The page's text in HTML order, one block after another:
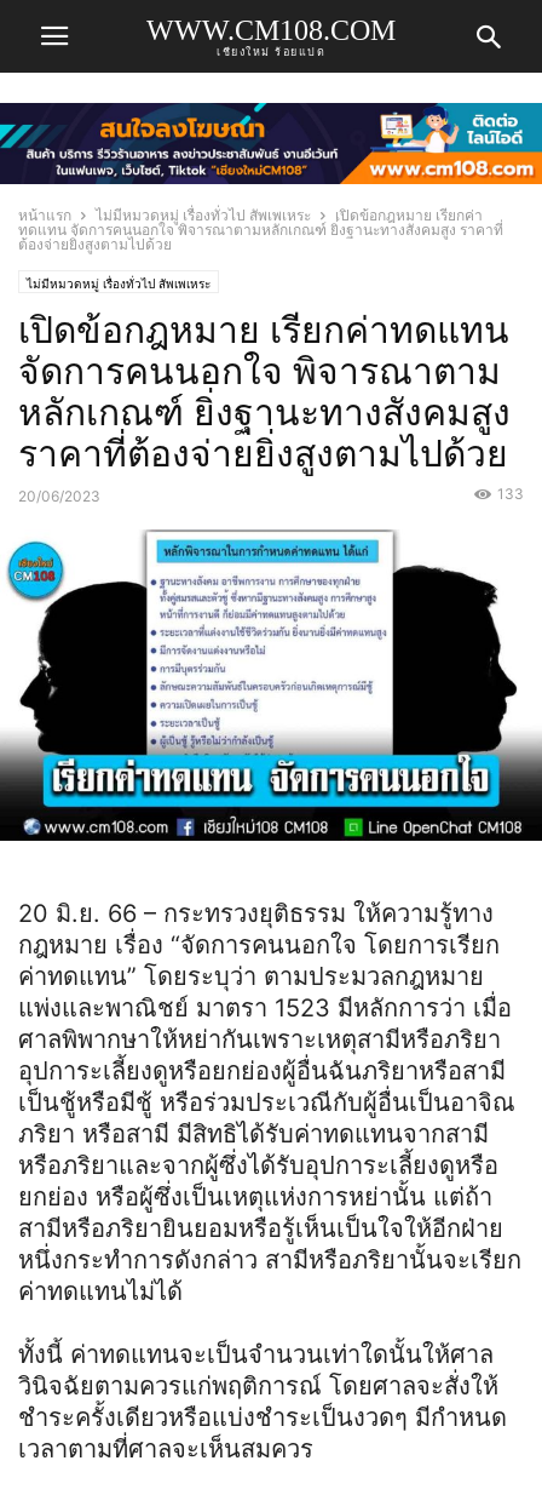
WWW.CM108.COM
เชียงใหม่ ร้อยแปด
หน้าแรก ไม่มีหมวดหมู่ เรื่องทั่วไป สัพเพเหระ
เปิดข้อกฎหมาย เรียกค่า
ทดแทน จัดการคนนอกใจ พิจารณาตามหลักเกณฑ์ ยิ่งฐานะทางสังคมสูง ราคาที่
ต้องจ่ายยิ่งสูงตามไปด้วย
ไม่มีหมวดหมู่ เรื่องทั่วไป สัพเพเหระ
เปิดข้อกฎหมาย เรียกค่าทดแทน
จัดการคนนอกใจ พิจารณาตาม
หลักเกณฑ์ ยิ่งฐานะทางสังคมสูง
ราคาที่ต้องจ่ายยิ่งสูงตามไปด้วย
20/06/2023 133
20 มิ.ย. 66 – กระทรวงยุติธรรม ให้ความรู้ทาง
กฎหมาย เรื่อง “จัดการคนนอกใจ โดยการเรียก
ค่าทดแทน” โดยระบุว่า ตามประมวลกฎหมาย
แพ่งและพาณิชย์ มาตรา 1523 มีหลักการว่า เมื่อ
ศาลพิพากษาให้หย่ากันเพราะเหตุสามีหรือภริยา
อุปการะเลี้ยงดูหรือยกย่องผู้อื่นฉันภริยาหรือสามี
เป็นชู้หรือมีชู้ หรือร่วมประเวณีกับผู้อื่นเป็นอาจิณ
ภริยา หรือสามี มีสิทธิได้รับค่าทดแทนจากสามี
หรือภริยาและจากผู้ซึ่งได้รับอุปการะเลี้ยงดูหรือ
ยกย่อง หรือผู้ซึ่งเป็นเหตุแห่งการหย่านั้น แต่ถ้า
สามีหรือภริยายินยอมหรือรู้เห็นเป็นใจให้อีกฝ่าย
หนึ่งกระทำการดังกล่าว สามีหรือภริยานั้นจะเรียก
ค่าทดแทนไม่ได้
ทั้งนี้ ค่าทดแทนจะเป็นจำนวนเท่าใดนั้นให้ศาล
วินิจฉัยตามควรแก่พฤติการณ์ โดยศาลจะสั่งให้
ชำระครั้งเดียวหรือแบ่งชำระเป็นงวดๆ มีกำหนด
เวลาตามที่ศาลจะเห็นสมควร